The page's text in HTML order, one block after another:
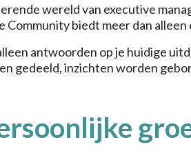
wereld van executive
Community biedt meer dan
antwoorden op je huidige
gedeeld, inzichten worden